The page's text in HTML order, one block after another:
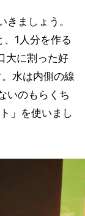
ましょう。
1人分を作る
大に割った好
水は内側の線
いのもらくち
」を使いまし